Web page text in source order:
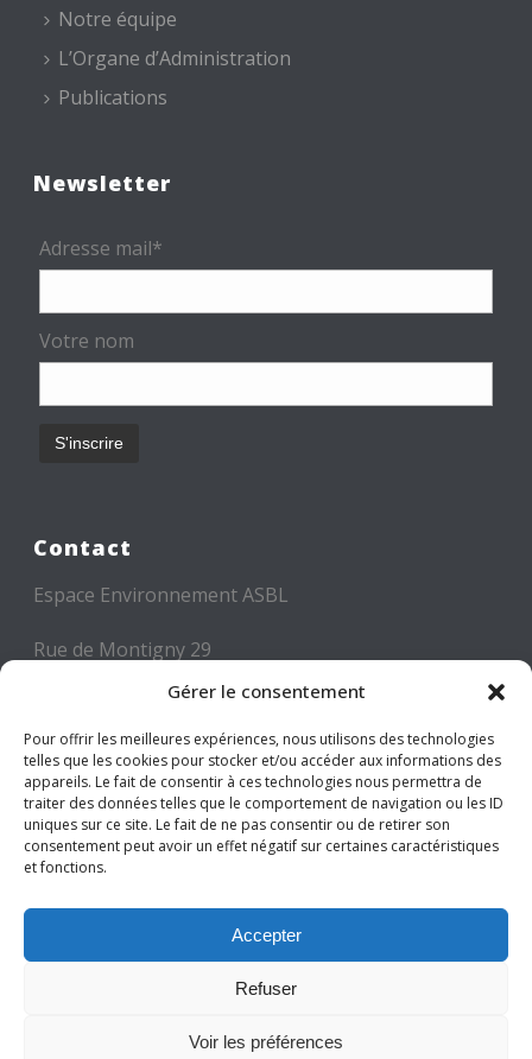
Gérer le consentement
Pour offrir les meilleures expériences, nous utilisons des technologies
telles que les cookies pour stocker et/ou accéder aux informations des
appareils. Le fait de consentir à ces technologies nous permettra de
traiter des données telles que le comportement de navigation ou les ID
uniques sur ce site. Le fait de ne pas consentir ou de retirer son
consentement peut avoir un effet négatif sur certaines caractéristiques
et fonctions.
Accepter
Refuser
Voir les préférences
Notre équipe
L’Organe d’Administration
Publications
Newsletter
Adresse mail*
Votre nom
Contact
Espace Environnement ASBL
Rue de Montigny 29
6000 CHARLEROI
Tél: +32 71 300 300
Mail: info@espace-environnement.be
TVA BE 0416.116.340